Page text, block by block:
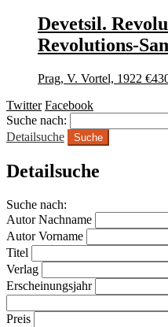
Devetsil.
Revolutions-
Prag, V. Vortel, 1922 €
Twitter Facebook
Suche nach:
Detailsuche
Suche
Detailsuche
Suche nach:
Autor Nachname
Autor Vorname
Titel
Verlag
Erscheinungsjahr
Preis